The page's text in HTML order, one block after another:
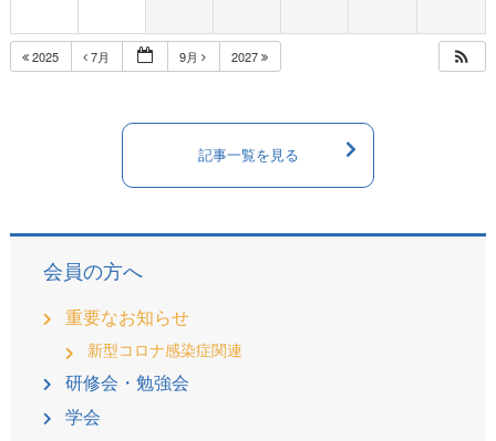
2025 7月 9月 2027
記事一覧を見る
会員の方へ
重要なお知らせ
新型コロナ感染症関連
研修会・勉強会
学会